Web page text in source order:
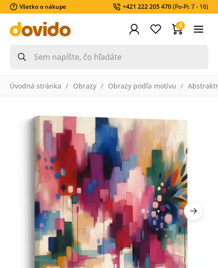
Všetko o nákupe +421 222 205 470(Po-Pi: 7 - 16)
0
Úvodná stránka Obrazy Obrazy podľa motívu